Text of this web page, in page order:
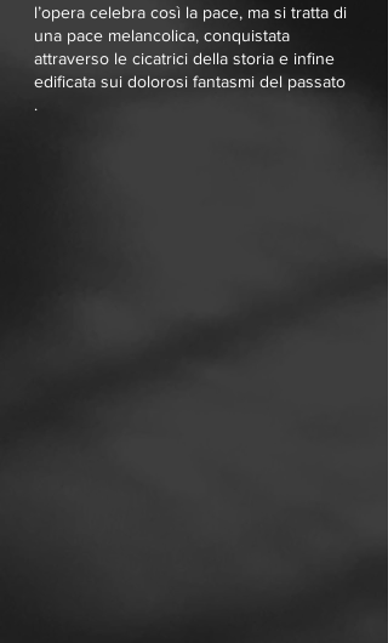
l’opera celebra così la pace, ma si tratta di
una pace melancolica, conquistata
attraverso le cicatrici della storia e infine
edificata sui dolorosi fantasmi del passato
.